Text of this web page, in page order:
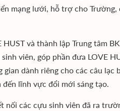
mạng lưới, hỗ trợ cho Trường,
và thành lập Trung tâm BK
viên, góp phần đưa LOVE
dành riêng cho các câu lạc
lĩnh vực đổi mới sáng tạo.
nối các cựu sinh viên đã ra